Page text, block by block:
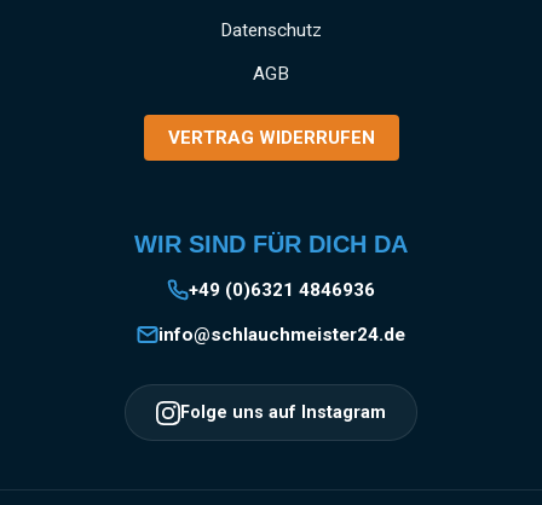
Datenschutz
AGB
VERTRAG WIDERRUFEN
WIR SIND FÜR DICH DA
+49 (0)6321 4846936
info@schlauchmeister24.de
Folge uns auf Instagram